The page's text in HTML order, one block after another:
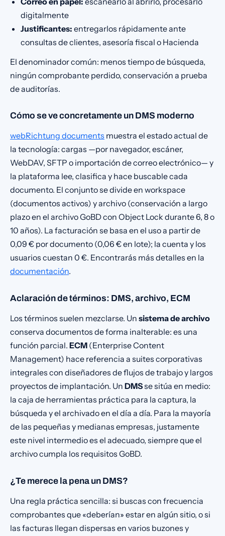
digitalmente
Justificantes: entregarlos rápidamente ante
consultas de clientes, asesoría fiscal o Hacienda
El denominador común: menos tiempo de búsqueda,
ningún comprobante perdido, conservación a prueba
de auditorías.
Cómo se ve concretamente un DMS moderno
webRichtung documents muestra el estado actual de
la tecnología: cargas —por navegador, escáner,
WebDAV, SFTP o importación de correo electrónico— y
la plataforma lee, clasifica y hace buscable cada
documento. El conjunto se divide en workspace
(documentos activos) y archivo (conservación a largo
plazo en el archivo GoBD con Object Lock durante 6, 8 o
10 años). La facturación se basa en el uso a partir de
0,09 € por documento (0,06 € en lote); la cuenta y los
usuarios cuestan 0 €. Encontrarás más detalles en la
documentación.
Aclaración de términos: DMS, archivo, ECM
Los términos suelen mezclarse. Un sistema de archivo
conserva documentos de forma inalterable: es una
función parcial. ECM (Enterprise Content
Management) hace referencia a suites corporativas
integrales con diseñadores de flujos de trabajo y largos
proyectos de implantación. Un DMSse sitúa en medio:
la caja de herramientas práctica para la captura, la
búsqueda y el archivado en el día a día. Para la mayoría
de las pequeñas y medianas empresas, justamente
este nivel intermedio es el adecuado, siempre que el
archivo cumpla los requisitos GoBD.
¿Te merece la pena un DMS?
Una regla práctica sencilla: si buscas con frecuencia
comprobantes que «deberían» estar en algún sitio, o si
las facturas llegan dispersas en varios buzones y